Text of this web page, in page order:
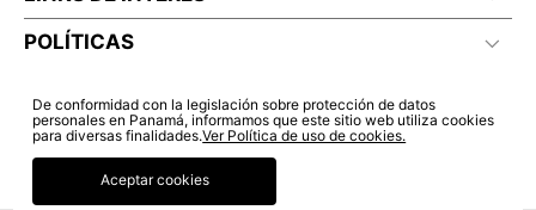
POLÍTICAS
De conformidad con la legislación sobre protección de datos
personales en Panamá, informamos que este sitio web utiliza cookies
para diversas finalidades.Ver Política de uso de cookies.
Aceptar cookies